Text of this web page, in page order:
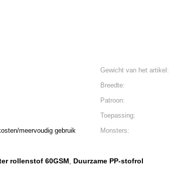
Gewicht van het artikel:
Breedte:
Patroon:
Toepassing:
meervoudig gebruik Monsters:
rollenstof 60GSM, Duurzame PP-stofrol